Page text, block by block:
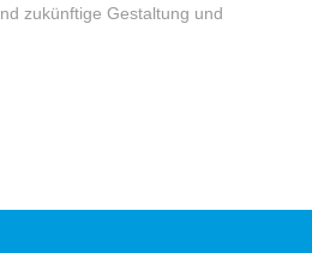
zukünftige Gestaltung und